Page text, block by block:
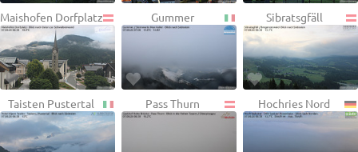
Maishofen Dorfplatz Gummer Sibratsgfäll
Taisten Pustertal Pass Thurn Hochries Nord